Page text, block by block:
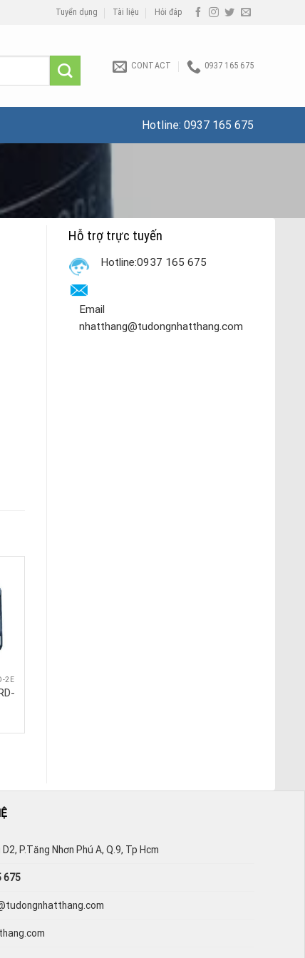
Tuyển dụng Tài liệu Hỏi đáp
CONTACT 0937 165 675
Hotline: 0937 165 675
Hỗ trợ trực tuyến
Hotline:0937 165 675
Email
nhatthang@tudongnhatthang.com
2E
P.Tăng Nhơn Phú A, Q.9, Tp Hcm
675